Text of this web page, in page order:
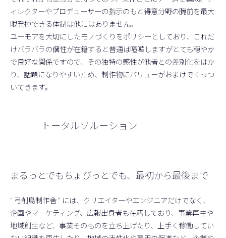
ィレクターやプロデューサーの指示のもと得意分野の腕前を最大
限発揮できる体制は他にはありません。
ユーモアを大切にしたモノづくりをポリシーとしており、これだ
けバラバラの個性が在籍すると普通は喧嘩しますがとても穏やか
で良好な関係ですので、その独特の感性が他者との差別化をはか
り、話題になりやすいため、制作物にバリューがおまけでくっつ
いてきます。
トータルソルーション
まるっとでもちょびっとでも、最初から最後まで
" 弓削島制作舎 " には、クリエイターやエンジニアだけでなく、
企画やマーケティング、広報出身者も在籍しており、事業再生や
地域創生など、事業そのものを立ち上げたり、上手く稼働してい